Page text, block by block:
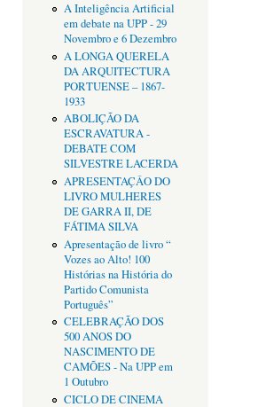
A Inteligência Artificial
em debate na UPP - 29
Novembro e 6 Dezembro
A LONGA QUERELA
DA ARQUITECTURA
PORTUENSE – 1867-
1933
ABOLIÇÃO DA
ESCRAVATURA -
DEBATE COM
SILVESTRE LACERDA
APRESENTAÇÂO DO
LIVRO MULHERES
DE GARRA II, DE
FÁTIMA SILVA
Apresentação de livro “
Vozes ao Alto! 100
Histórias na História do
Partido Comunista
Português”
CELEBRAÇÃO DOS
500 ANOS DO
NASCIMENTO DE
CAMÕES - Na UPP em
1 Outubro
CICLO DE CINEMA